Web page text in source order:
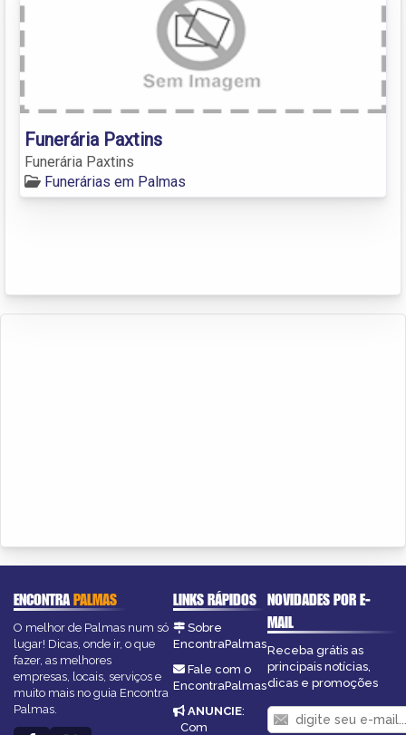
Funerária Paxtins
Funerária Paxtins
Funerárias em Palmas
ENCONTRAPALMAS
O melhor de Palmas num só
lugar! Dicas, onde ir, o que
fazer, as melhores
empresas, locais, serviços e
muito mais no guia Encontra
Palmas.
LINKS RÁPIDOS
Sobre
EncontraPalmas
Fale com o
EncontraPalmas
ANUNCIE:
Com
NOVIDADES POR E-
MAIL
Receba grátis as
principais notícias,
dicas e promoções